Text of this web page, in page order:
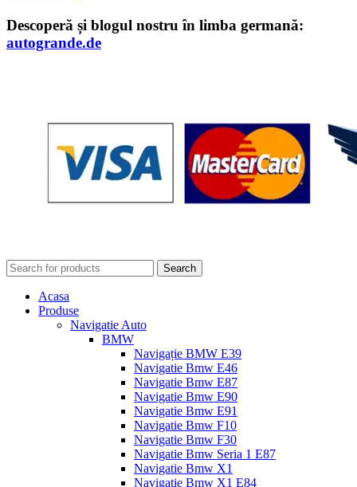
Descoperă și blogul nostru în limba germană:
autogrande.de
Search
Acasa
Produse
Navigatie Auto
BMW
Navigație BMW E39
Navigatie Bmw E46
Navigatie Bmw E87
Navigatie Bmw E90
Navigatie Bmw E91
Navigatie Bmw F10
Navigatie Bmw F30
Navigatie Bmw Seria 1 E87
Navigatie Bmw X1
Navigatie Bmw X1 E84